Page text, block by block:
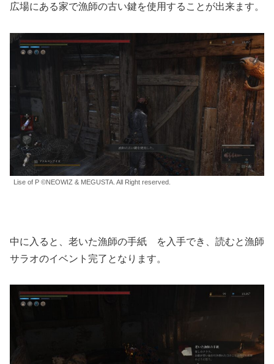
広場にある家で漁師の古い鍵を使用することが出来ます。
Lise of P ©NEOWIZ & MEGUSTA. All Right reserved.
中に入ると、老いた漁師の手紙 を入手でき、読むと漁師
サラオのイベント完了となります。